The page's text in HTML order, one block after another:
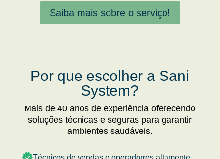
Saiba mais sobre o serviço!
Por que escolher a Sani
System?
Mais de 40 anos de experiência oferecendo
soluções técnicas e seguras para garantir
ambientes saudáveis.